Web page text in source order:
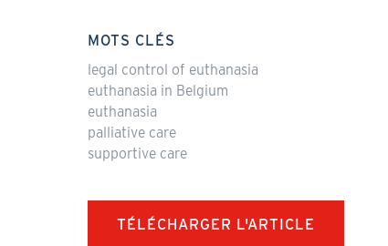
MOTS CLÉS
legal control of euthanasia
euthanasia in Belgium
euthanasia
palliative care
supportive care
TÉLÉCHARGER L'ARTICLE